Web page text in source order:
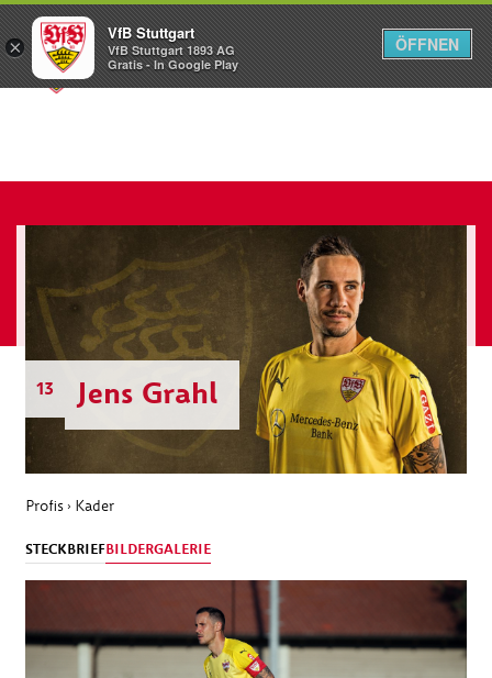
Menü
13 Jens Grahl
Profis › Kader
STECKBRIEFBILDERGALERIE
×
VfB Stuttgart
VfB Stuttgart 1893 AG
Gratis - In Google Play
ÖFFNEN